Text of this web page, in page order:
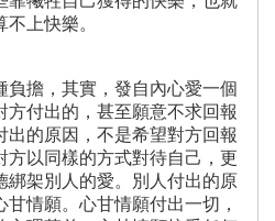
不上快樂。
負擔，其實，發自內心愛一個
方付出的，甚至願意不求回報
出的原因，不是希望對方回報
方以同樣的方式對待自己，更
綁架別人的愛。別人付出的原
情願。心甘情願付出一切，